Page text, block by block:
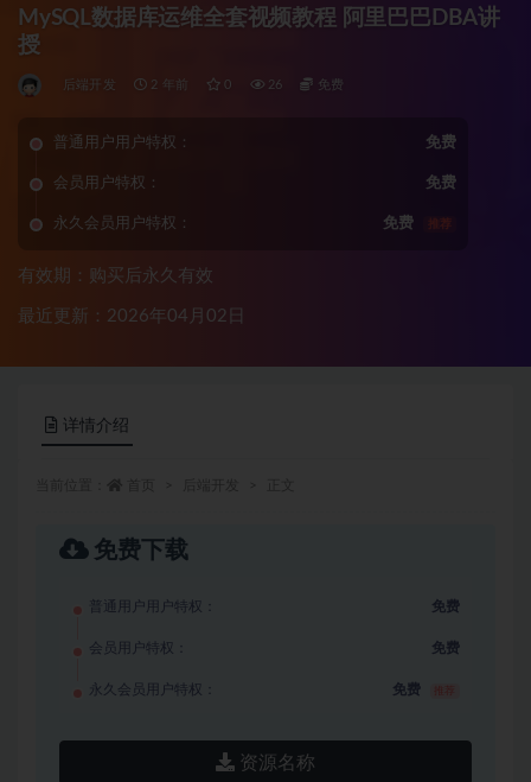
MySQL数据库运维全套视频教程 阿里巴巴DBA讲
授
后端开发 2 年前 0 26 免费
普通用户用户特权： 免费
会员用户特权： 免费
永久会员用户特权： 免费 推荐
有效期：购买后永久有效
最近更新：2026年04月02日
详情介绍
免费下载
普通用户用户特权： 免费
会员用户特权： 免费
永久会员用户特权： 免费
资源名称